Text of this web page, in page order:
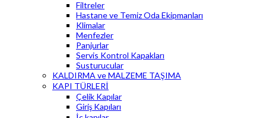
Filtreler
Hastane ve Temiz Oda Ekipmanları
Klimalar
Menfezler
Panjurlar
Servis Kontrol Kapakları
Susturucular
KALDIRMA ve MALZEME TAŞIMA
KAPI TÜRLERİ
Çelik Kapılar
Giriş Kapıları